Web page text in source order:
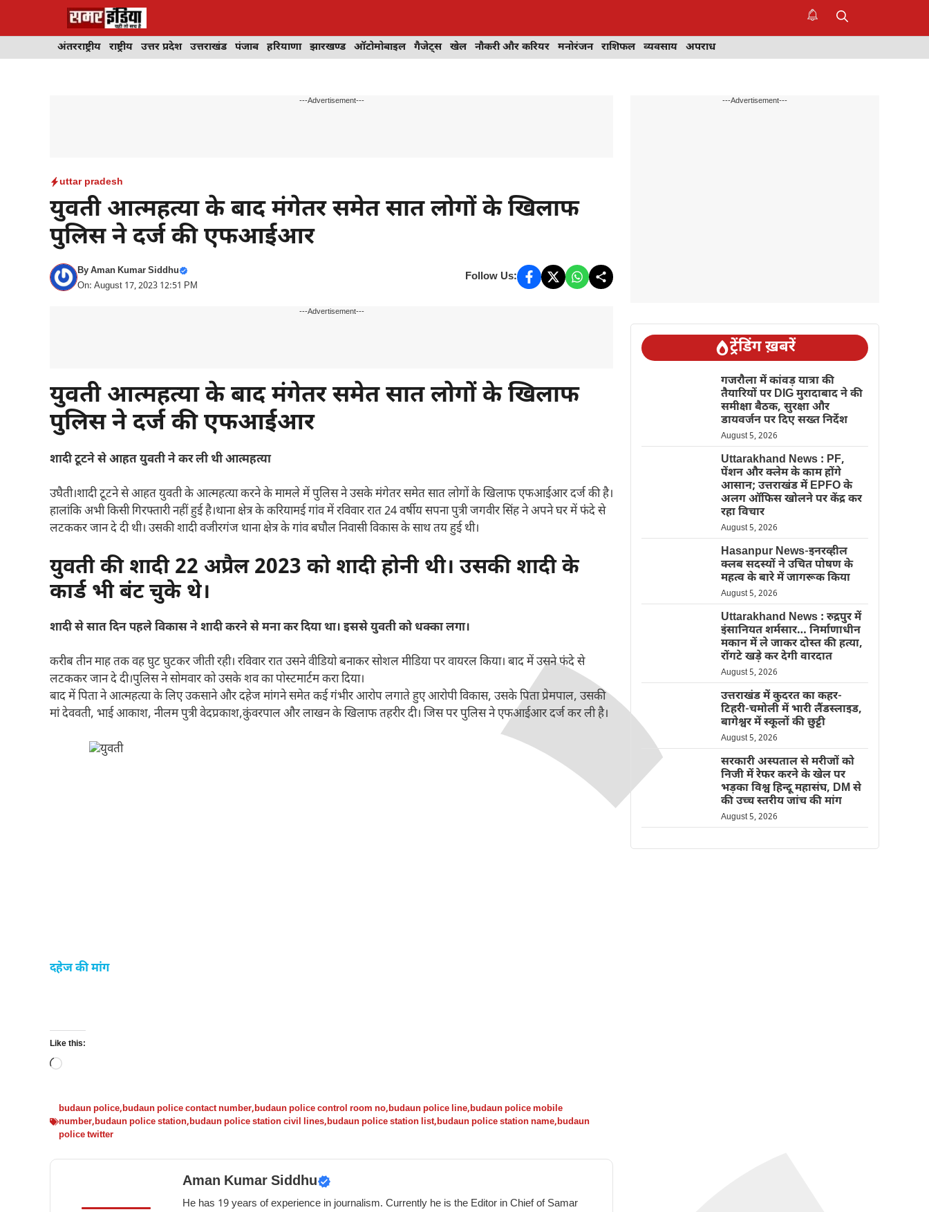
अंतरराष्ट्रीय राष्ट्रीय उत्तर प्रदेश उत्तराखंड पंजाब हरियाणा झारखण्ड ऑटोमोबाइल गैजेट्स खेल नौकरी और करियर मनोरंजन राशिफल व्यवसाय अपराध
---Advertisement---
uttar pradesh
युवती आत्महत्या के बाद मंगेतर समेत सात लोगों के खिलाफ
पुलिस ने दर्ज की एफआईआर
ByAman Kumar Siddhu
On: August 17, 2023 12:51 PM
Follow Us:
---Advertisement---
युवती आत्महत्या के बाद मंगेतर समेत सात लोगों के खिलाफ
पुलिस ने दर्ज की एफआईआर
शादी टूटने से आहत युवती ने कर ली थी आत्महत्या
उघैती।शादी टूटने से आहत युवती के आत्महत्या करने के मामले में पुलिस ने उसके मंगेतर समेत सात लोगों के खिलाफ एफआईआर दर्ज की है।
हालांकि अभी किसी गिरफ्तारी नहीं हुई है।थाना क्षेत्र के करियामई गांव में रविवार रात 24 वर्षीय सपना पुत्री जगवीर सिंह ने अपने घर में फंदे से
लटककर जान दे दी थी। उसकी शादी वजीरगंज थाना क्षेत्र के गांव बघौल निवासी विकास के साथ तय हुई थी।
युवती की शादी 22 अप्रैल 2023 को शादी होनी थी। उसकी शादी के
कार्ड भी बंट चुके थे।
शादी से सात दिन पहले विकास ने शादी करने से मना कर दिया था। इससे युवती को धक्का लगा।
करीब तीन माह तक वह घुट घुटकर जीती रही। रविवार रात उसने वीडियो बनाकर सोशल मीडिया पर वायरल किया। बाद में उसने फंदे से
लटककर जान दे दी।पुलिस ने सोमवार को उसके शव का पोस्टमार्टम करा दिया।
बाद में पिता ने आत्महत्या के लिए उकसाने और दहेज मांगने समेत कई गंभीर आरोप लगाते हुए आरोपी विकास, उसके पिता प्रेमपाल, उसकी
मां देववती, भाई आकाश, नीलम पुत्री वेदप्रकाश,कुंवरपाल और लाखन के खिलाफ तहरीर दी। जिस पर पुलिस ने एफआईआर दर्ज कर ली है।
दहेज की मांग
Like this:
Loading…
budaun police,budaun police contact number,budaun police control room no,budaun police line,budaun police mobile
number,budaun police station,budaun police station civil lines,budaun police station list,budaun police station name,budaun
police twitter
Aman Kumar Siddhu
He has 19 years of experience in journalism. Currently he is the Editor in Chief of Samar
---Advertisement---
ट्रेंडिंग ख़बरें
गजरौला में कांवड़ यात्रा की
तैयारियों पर DIG मुरादाबाद ने की
समीक्षा बैठक, सुरक्षा और
डायवर्जन पर दिए सख्त निर्देश
August 5, 2026
Uttarakhand News : PF,
पेंशन और क्लेम के काम होंगे
आसान; उत्तराखंड में EPFO के
अलग ऑफिस खोलने पर केंद्र कर
रहा विचार
August 5, 2026
Hasanpur News-इनरव्हील
क्लब सदस्यों ने उचित पोषण के
महत्व के बारे में जागरूक किया
August 5, 2026
Uttarakhand News : रुद्रपुर में
इंसानियत शर्मसार… निर्माणाधीन
मकान में ले जाकर दोस्त की हत्या,
रोंगटे खड़े कर देगी वारदात
August 5, 2026
उत्तराखंड में कुदरत का कहर-
टिहरी-चमोली में भारी लैंडस्लाइड,
बागेश्वर में स्कूलों की छुट्टी
August 5, 2026
सरकारी अस्पताल से मरीजों को
निजी में रेफर करने के खेल पर
भड़का विश्व हिन्दू महासंघ, DM से
की उच्च स्तरीय जांच की मांग
August 5, 2026